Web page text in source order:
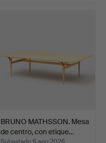
BRUNO MATHSSON. Mesa
de centro, con etique…
Subastado 6 ago 2026